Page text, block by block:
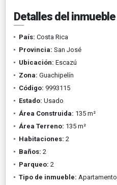
Detalles del inmueble
País: Costa Rica
Provincia: San José
Ubicación: Escazú
Zona: Guachipelín
Código: 9993115
Estado: Usado
Área Construida: 135 m²
Área Terreno: 135 m²
Habitaciones: 2
Baños: 2
Parqueo: 2
Tipo de inmueble: Apartamento